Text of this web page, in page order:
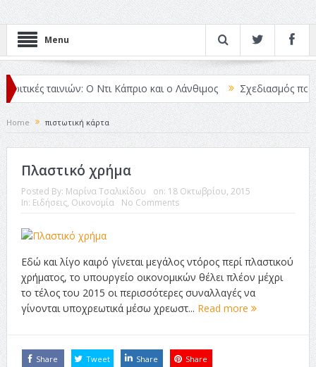
Menu
ταινιών: Ο Ντι Κάπριο και ο Λάνθιμος Σχεδιασμός που
Home πιστωτική κάρτα
Πλαστικό χρήμα
Posted By: Μαρίνα Τσαλικίδου on: 18 Οκτωβρίου, 2015
In: Ειδήσεις, Οικονομία No Comments
Εδώ και λίγο καιρό γίνεται μεγάλος ντόρος περί πλαστικού
χρήματος, το υπουργείο οικονομικών θέλει πλέον μέχρι
το τέλος του 2015 οι περισσότερες συναλλαγές να
γίνονται υποχρεωτικά μέσω χρεωστ... Read more
Share Tweet Share Share